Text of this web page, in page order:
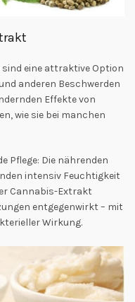
eine attraktive Option
anderen Beschwerden
Effekte von
wie sie bei manchen
Pflege: Die nährenden
intensiv Feuchtigkeit
Cannabis-Extrakt
entgegenwirkt – mit
Wirkung.